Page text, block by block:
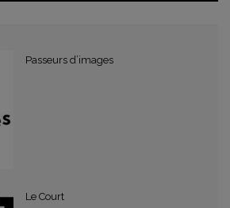
Passeurs d’images
Le Court